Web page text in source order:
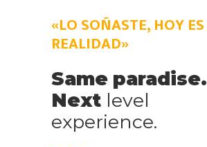
«LO SOÑASTE, HOY ES
REALIDAD»
Same paradise.
Next level
experience.